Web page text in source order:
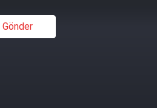
Gönder